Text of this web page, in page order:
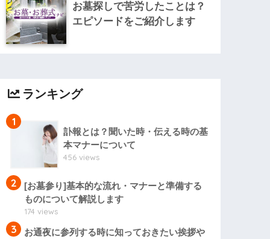
お墓探しで苦労したことは？
エピソードをご紹介します
ランキング
1
訃報とは？聞いた時・伝える時の基
本マナーについて
456 views
2
[お墓参り]基本的な流れ・マナーと準備する
ものについて解説します
174 views
3
お通夜に参列する時に知っておきたい挨拶や